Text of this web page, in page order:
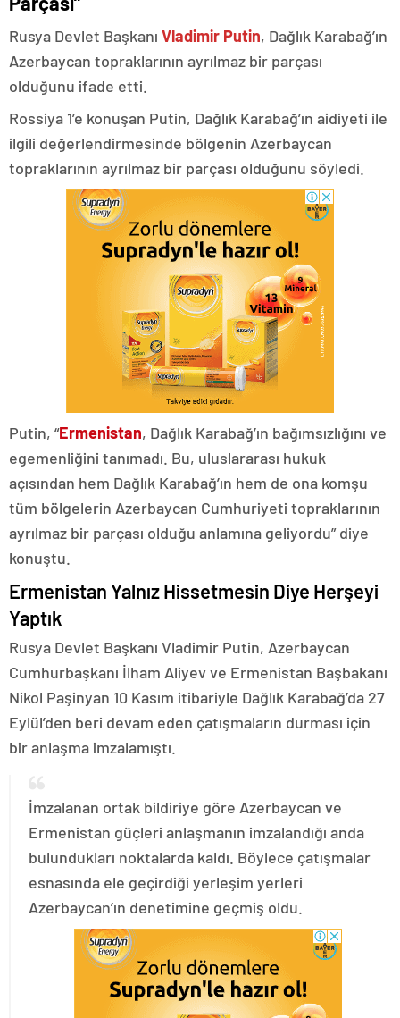
Rusya Devlet Başkanı Vladimir Putin, Dağlık Karabağ’ın
Azerbaycan topraklarının ayrılmaz bir parçası
olduğunu ifade etti.
Rossiya 1’e konuşan Putin, Dağlık Karabağ’ın aidiyeti ile
ilgili değerlendirmesinde bölgenin Azerbaycan
topraklarının ayrılmaz bir parçası olduğunu söyledi.
Putin, “Ermenistan, Dağlık Karabağ’ın bağımsızlığını ve
egemenliğini tanımadı. Bu, uluslararası hukuk
açısından hem Dağlık Karabağ’ın hem de ona komşu
tüm bölgelerin Azerbaycan Cumhuriyeti topraklarının
ayrılmaz bir parçası olduğu anlamına geliyordu” diye
konuştu.
Ermenistan Yalnız Hissetmesin Diye Herşeyi
Yaptık
Rusya Devlet Başkanı Vladimir Putin, Azerbaycan
Cumhurbaşkanı İlham Aliyev ve Ermenistan Başbakanı
Nikol Paşinyan 10 Kasım itibariyle Dağlık Karabağ’da 27
Eylül’den beri devam eden çatışmaların durması için
bir anlaşma imzalamıştı.
İmzalanan ortak bildiriye göre Azerbaycan ve
Ermenistan güçleri anlaşmanın imzalandığı anda
bulundukları noktalarda kaldı. Böylece çatışmalar
esnasında ele geçirdiği yerleşim yerleri
Azerbaycan’ın denetimine geçmiş oldu.